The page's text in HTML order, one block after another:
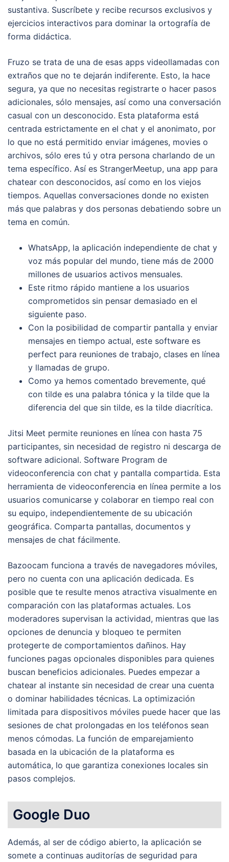
sustantiva. Suscríbete y recibe recursos exclusivos y
ejercicios interactivos para dominar la ortografía de
forma didáctica.
Fruzo se trata de una de esas apps videollamadas con
extraños que no te dejarán indiferente. Esto, la hace
segura, ya que no necesitas registrarte o hacer pasos
adicionales, sólo mensajes, así como una conversación
casual con un desconocido. Esta plataforma está
centrada estrictamente en el chat y el anonimato, por
lo que no está permitido enviar imágenes, movies o
archivos, sólo eres tú y otra persona charlando de un
tema específico. Así es StrangerMeetup, una app para
chatear con desconocidos, así como en los viejos
tiempos. Aquellas conversaciones donde no existen
más que palabras y dos personas debatiendo sobre un
tema en común.
WhatsApp, la aplicación independiente de chat y
voz más popular del mundo, tiene más de 2000
millones de usuarios activos mensuales.
Este ritmo rápido mantiene a los usuarios
comprometidos sin pensar demasiado en el
siguiente paso.
Con la posibilidad de compartir pantalla y enviar
mensajes en tiempo actual, este software es
perfect para reuniones de trabajo, clases en línea
y llamadas de grupo.
Como ya hemos comentado brevemente, qué
con tilde es una palabra tónica y la tilde que la
diferencia del que sin tilde, es la tilde diacrítica.
Jitsi Meet permite reuniones en línea con hasta 75
participantes, sin necesidad de registro ni descarga de
software adicional. Software Program de
videoconferencia con chat y pantalla compartida. Esta
herramienta de videoconferencia en línea permite a los
usuarios comunicarse y colaborar en tiempo real con
su equipo, independientemente de su ubicación
geográfica. Comparta pantallas, documentos y
mensajes de chat fácilmente.
Bazoocam funciona a través de navegadores móviles,
pero no cuenta con una aplicación dedicada. Es
posible que te resulte menos atractiva visualmente en
comparación con las plataformas actuales. Los
moderadores supervisan la actividad, mientras que las
opciones de denuncia y bloqueo te permiten
protegerte de comportamientos dañinos. Hay
funciones pagas opcionales disponibles para quienes
buscan beneficios adicionales. Puedes empezar a
chatear al instante sin necesidad de crear una cuenta
o dominar habilidades técnicas. La optimización
limitada para dispositivos móviles puede hacer que las
sesiones de chat prolongadas en los teléfonos sean
menos cómodas. La función de emparejamiento
basada en la ubicación de la plataforma es
automática, lo que garantiza conexiones locales sin
pasos complejos.
Google Duo
Además, al ser de código abierto, la aplicación se
somete a continuas auditorías de seguridad para